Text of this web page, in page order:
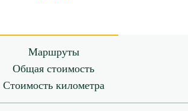
Маршруты
Общая стоимость
Стоимость километра